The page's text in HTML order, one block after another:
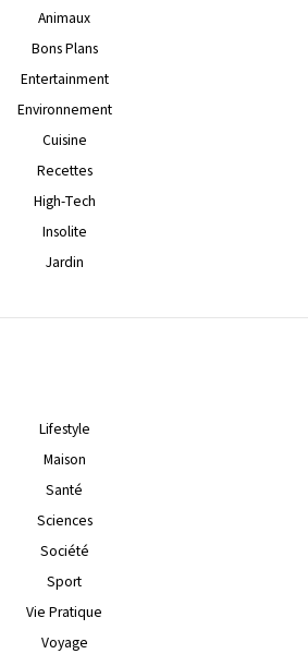
Animaux
Bons Plans
Entertainment
Environnement
Cuisine
Recettes
High-Tech
Insolite
Jardin
Lifestyle
Maison
Santé
Sciences
Société
Sport
Vie Pratique
Voyage